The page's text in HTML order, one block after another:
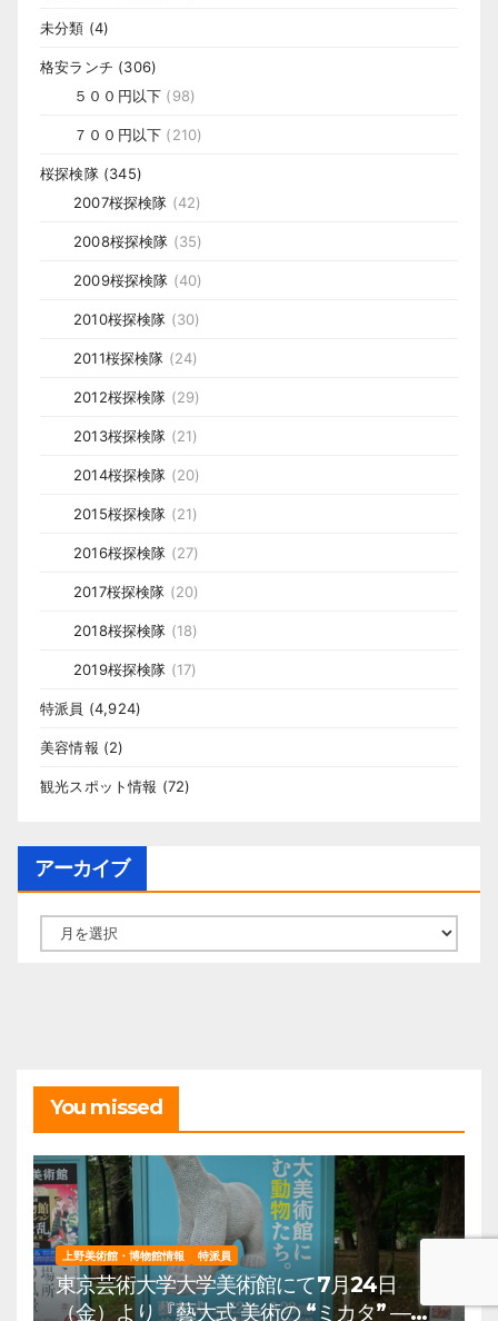
未分類 (4)
格安ランチ (306)
５００円以下 (98)
７００円以下 (210)
桜探検隊(345)
2007桜探検隊 (42)
2008桜探検隊 (35)
2009桜探検隊 (40)
2010桜探検隊 (30)
2011桜探検隊 (24)
2012桜探検隊 (29)
2013桜探検隊 (21)
2014桜探検隊 (20)
2015桜探検隊 (21)
2016桜探検隊 (27)
2017桜探検隊 (20)
2018桜探検隊 (18)
2019桜探検隊 (17)
特派員 (4,924)
美容情報 (2)
観光スポット情報 (72)
アーカイブ
ー
You missed
上野美術館・博物館情報 特派員
東京芸術大学大学美術館にて7月24日
（金）より『藝大式 美術の “ミカタ” ―こ